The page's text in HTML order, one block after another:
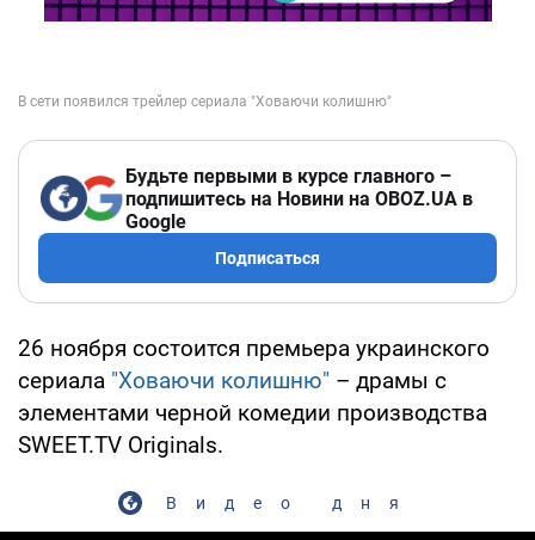
Будьте первыми в курсе главного –
подпишитесь на Новини на OBOZ.UA в
Google
Подписаться
26 ноября состоится премьера украинского
сериала "Ховаючи колишню" – драмы с
элементами черной комедии производства
SWEET.TV Originals.
Видео дня